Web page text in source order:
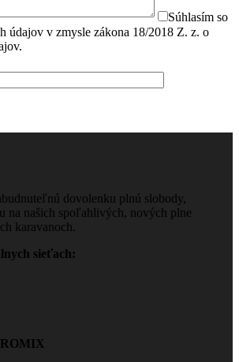
Súhlasím so
údajov v zmysle zákona 18/2018 Z. z. o
dovolenku plnú slobody,
na našich spoľahlivých, nových plne
karavanoch.
sieťach: